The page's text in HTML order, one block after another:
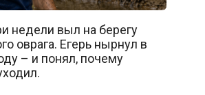
недели выл на берегу
оврага. Егерь нырнул в
– и понял, почему